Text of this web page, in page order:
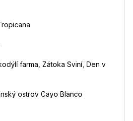
farma, Zátoka Sviní, Den v
ostrov Cayo Blanco